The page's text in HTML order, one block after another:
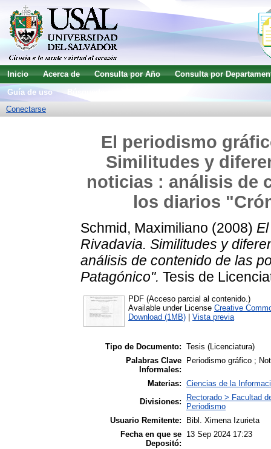
Inicio Acerca de Consulta por Año
Consulta por
Guía de uso
Conectarse
El periodismo
Similitudes y
noticias : análisis de
los diarios
Schmid, Maximiliano (2008)
Rivadavia. Similitudes y
análisis de contenido de las
Patagónico". Tesis de
PDF (Acceso parcial al contenido.)
Available under License Creative
Download (1MB)
Vista previa
Tipo de Documento: Tesis (Licenciatura)
Palabras Clave
Informales:
Periodismo gráfico ;
Materias: Ciencias de la
Divisiones:
Rectorado > Facultad
Periodismo
Usuario Remitente:
Bibl. Ximena Izurieta
Fecha en que se
Depositó:
13 Sep 2024 17:23